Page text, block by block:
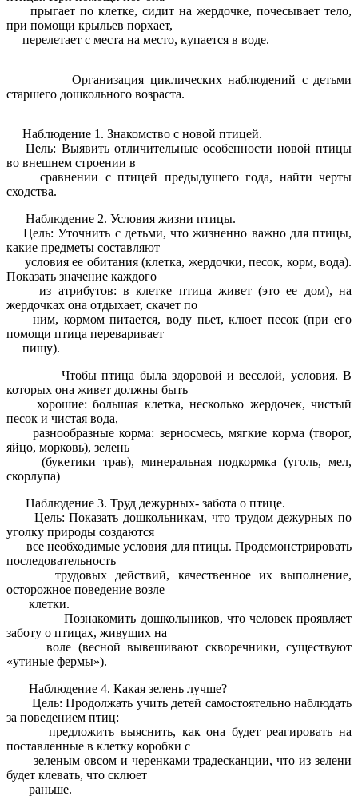
прыгает по клетке, сидит на жердочке, почесывает тело,
при помощи крыльев порхает,
перелетает с места на место, купается в воде.
Организация циклических наблюдений с детьми
старшего дошкольного возраста.
Наблюдение 1. Знакомство с новой птицей.
Цель: Выявить отличительные особенности новой птицы
во внешнем строении в
сравнении с птицей предыдущего года, найти черты
сходства.
Наблюдение 2. Условия жизни птицы.
Цель: Уточнить с детьми, что жизненно важно для птицы,
какие предметы составляют
условия ее обитания (клетка, жердочки, песок, корм, вода).
Показать значение каждого
из атрибутов: в клетке птица живет (это ее дом), на
жердочках она отдыхает, скачет по
ним, кормом питается, воду пьет, клюет песок (при его
помощи птица переваривает
пищу).
Чтобы птица была здоровой и веселой, условия. В
которых она живет должны быть
хорошие: большая клетка, несколько жердочек, чистый
песок и чистая вода,
разнообразные корма: зерносмесь, мягкие корма (творог,
яйцо, морковь), зелень
(букетики трав), минеральная подкормка (уголь, мел,
скорлупа)
Наблюдение 3. Труд дежурных- забота о птице.
Цель: Показать дошкольникам, что трудом дежурных по
уголку природы создаются
все необходимые условия для птицы. Продемонстрировать
последовательность
трудовых действий, качественное их выполнение,
осторожное поведение возле
клетки.
Познакомить дошкольников, что человек проявляет
заботу о птицах, живущих на
воле (весной вывешивают скворечники, существуют
«утиные фермы»).
Наблюдение 4. Какая зелень лучше?
Цель: Продолжать учить детей самостоятельно наблюдать
за поведением птиц:
предложить выяснить, как она будет реагировать на
поставленные в клетку коробки с
зеленым овсом и черенками традесканции, что из зелени
будет клевать, что склюет
раньше.